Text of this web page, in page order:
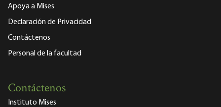
Apoya a Mises
Declaración de Privacidad
Contáctenos
Personal de la facultad
Contáctenos
Instituto Mises